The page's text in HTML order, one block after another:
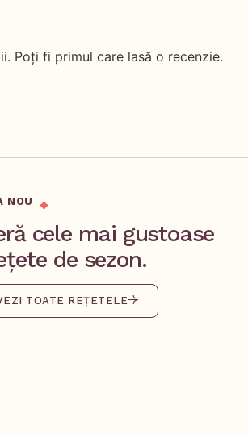
Poți fi primul care lasă o recenzie.
NOU
cele mai gustoase
de sezon.
TOATE REȚETELE